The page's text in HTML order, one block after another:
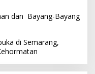
dan Bayang-Bayang
di Semarang,